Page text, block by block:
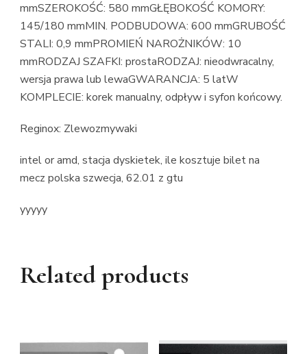
mmSZEROKOŚĆ: 580 mmGŁĘBOKOŚĆ KOMORY:
145/180 mmMIN. PODBUDOWA: 600 mmGRUBOŚĆ
STALI: 0,9 mmPROMIEŃ NAROŻNIKÓW: 10
mmRODZAJ SZAFKI: prostaRODZAJ: nieodwracalny,
wersja prawa lub lewaGWARANCJA: 5 latW
KOMPLECIE: korek manualny, odpływ i syfon końcowy.
Reginox: Zlewozmywaki
intel or amd, stacja dyskietek, ile kosztuje bilet na
mecz polska szwecja, 62.01 z gtu
yyyyy
Related products